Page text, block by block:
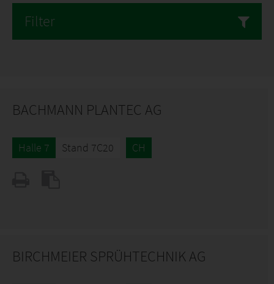
BACHMANN PLANTEC AG
Halle 7 Stand 7C20 CH
BIRCHMEIER SPRÜHTECHNIK AG
Filter